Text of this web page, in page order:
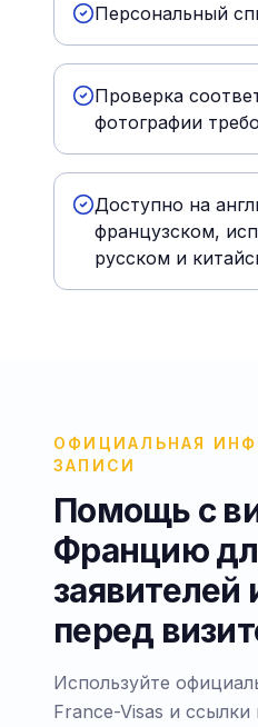
Персональный
Проверка
фотографии
Доступно на
французском,
русском и
ОФИЦИАЛЬНАЯ
ЗАПИСИ
Помощь с
Францию
заявителей
перед
Используйте
France-Visas и